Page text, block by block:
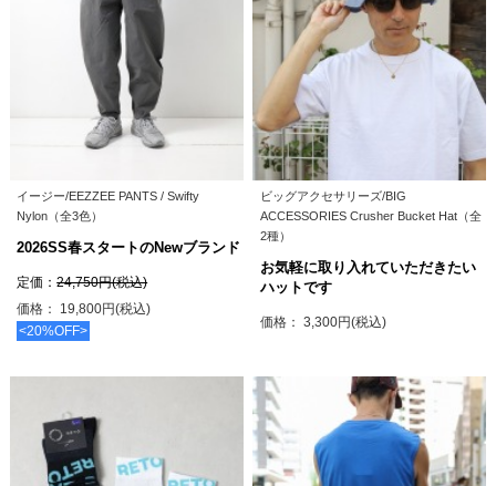
イージー/EEZZEE PANTS / Swifty
Nylon（全3色）
2026SS春スタートのNewブランド
定価：24,750円(税込)
価格： 19,800円(税込)
<20%OFF>
ビッグアクセサリーズ/BIG
ACCESSORIES Crusher Bucket Hat（全
2種）
お気軽に取り入れていただきたい
ハットです
価格： 3,300円(税込)